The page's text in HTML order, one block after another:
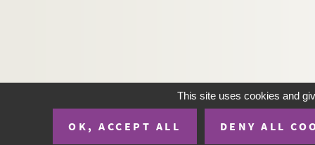
This site uses cookies and
OK, ACCEPT ALL DENY ALL